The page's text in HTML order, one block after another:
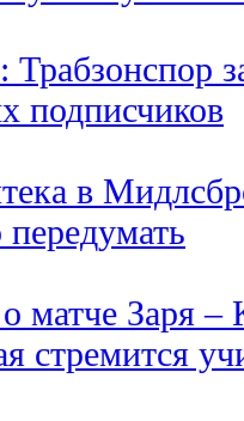
подписчиков
в
матче Заря
стремится